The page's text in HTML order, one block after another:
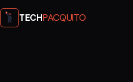
TECHPACQUITO